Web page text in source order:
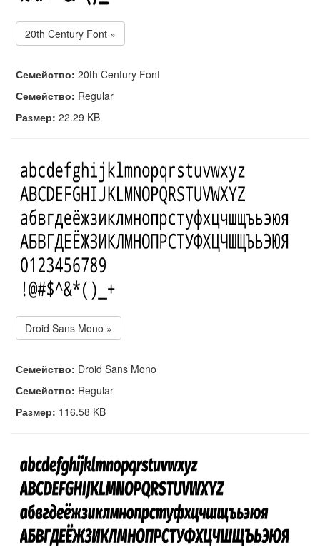
20th Century Font »
Семейство: 20th Century Font
Семейство: Regular
Размер: 22.29 KB
Droid Sans Mono »
Семейство: Droid Sans Mono
Семейство: Regular
Размер: 116.58 KB